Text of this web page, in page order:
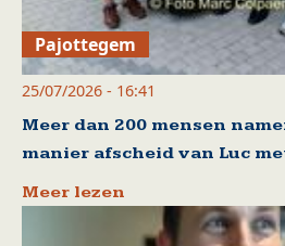
Pajottegem
25/07/2026 - 16:41
Meer dan 200 mensen
manier afscheid van Luc
Meer lezen